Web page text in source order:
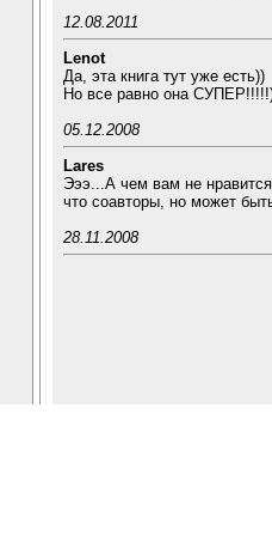
12.08.2011
Lenot
Да, эта книга тут уже есть))
Но все равно она
05.12.2008
Lares
Эээ...А чем вам не
что соавторы, но может
28.11.2008